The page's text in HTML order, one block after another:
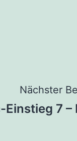
Nächster
7 –